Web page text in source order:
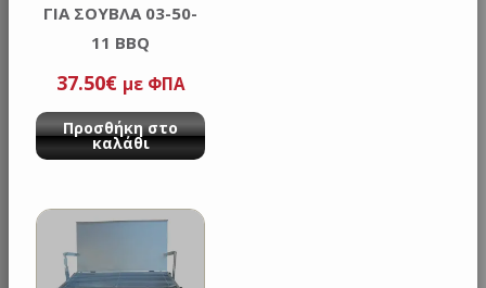
ΓΙΑ ΣΟΥΒΛΑ 03-50-
11 BBQ
37.50€ με ΦΠΑ
Προσθήκη στο
καλάθι